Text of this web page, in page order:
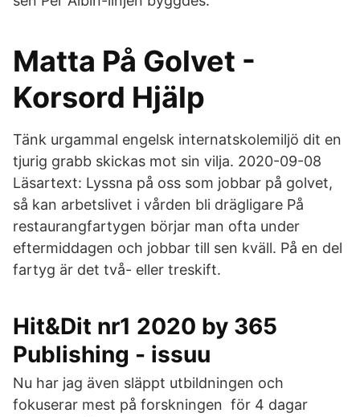
Matta På Golvet -
Korsord Hjälp
Tänk urgammal engelsk internatskolemiljö dit en
tjurig grabb skickas mot sin vilja. 2020-09-08
Läsartext: Lyssna på oss som jobbar på golvet,
så kan arbetslivet i vården bli drägligare På
restaurangfartygen börjar man ofta under
eftermiddagen och jobbar till sen kväll. På en del
fartyg är det två- eller treskift.
Hit&Dit nr1 2020 by 365
Publishing - issuu
Nu har jag även släppt utbildningen och
fokuserar mest på forskningen för 4 dagar